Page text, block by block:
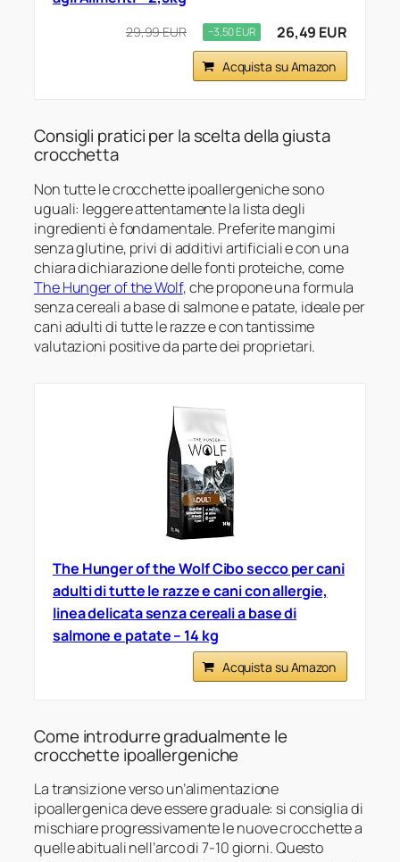
29,99 EUR −3,50 EUR 26,49 EUR
Acquista su Amazon
Consigli pratici per la scelta della giusta
crocchetta
Non tutte le crocchette ipoallergeniche sono
uguali: leggere attentamente la lista degli
ingredienti è fondamentale. Preferite mangimi
senza glutine, privi di additivi artificiali e con una
chiara dichiarazione delle fonti proteiche, come
The Hunger of the Wolf, che propone una formula
senza cereali a base di salmone e patate, ideale per
cani adulti di tutte le razze e con tantissime
valutazioni positive da parte dei proprietari.
The Hunger of the Wolf Cibo secco per cani
adulti di tutte le razze e cani con allergie,
linea delicata senza cereali a base di
salmone e patate – 14 kg
Acquista su Amazon
Come introdurre gradualmente le
crocchette ipoallergeniche
La transizione verso un’alimentazione
ipoallergenica deve essere graduale: si consiglia di
mischiare progressivamente le nuove crocchette a
quelle abituali nell’arco di 7-10 giorni. Questo